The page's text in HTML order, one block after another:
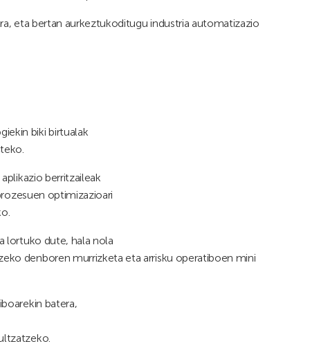
eta bertan aurkeztukoditugu industria automatizazio
biki birtualak
berritzaileak
optimizazioari
lortuko dute, hala nola
denboren murrizketa eta arrisku operatiboen mini
batera,